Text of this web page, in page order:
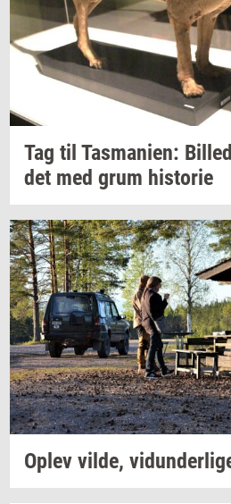
Tag til Tas­ma­ni­en:
det med grum hi­sto­rie
Oplev vilde,